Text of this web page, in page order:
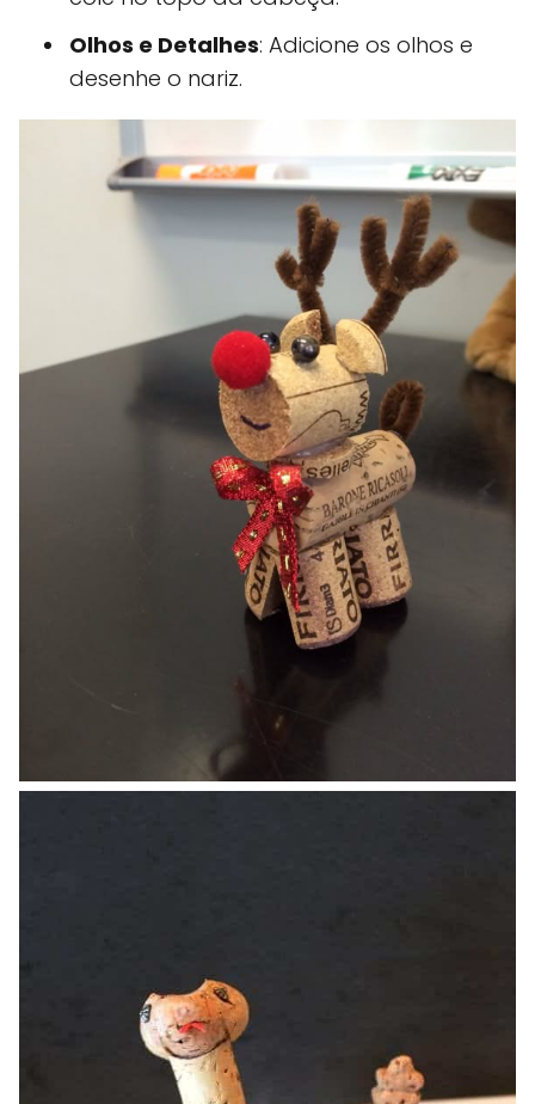
Olhos e Detalhes: Adicione os olhos e
desenhe o nariz.